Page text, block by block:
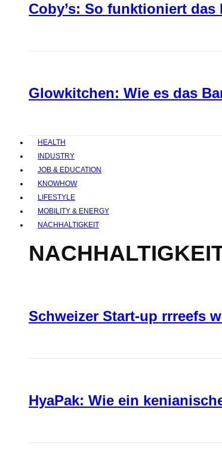
Coby’s: So funktioniert das
Glowkitchen: Wie es das
HEALTH
INDUSTRY
JOB & EDUCATION
KNOWHOW
LIFESTYLE
MOBILITY & ENERGY
NACHHALTIGKEIT
Schweizer Start-up rrreefs
HyaPak: Wie ein